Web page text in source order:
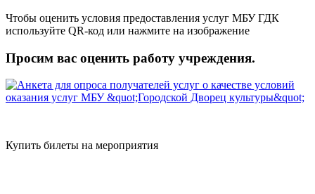
Чтобы оценить условия предоставления услуг МБУ ГДК
используйте QR-код или нажмите на изображение
Просим вас оценить работу учреждения.
Купить билеты на мероприятия